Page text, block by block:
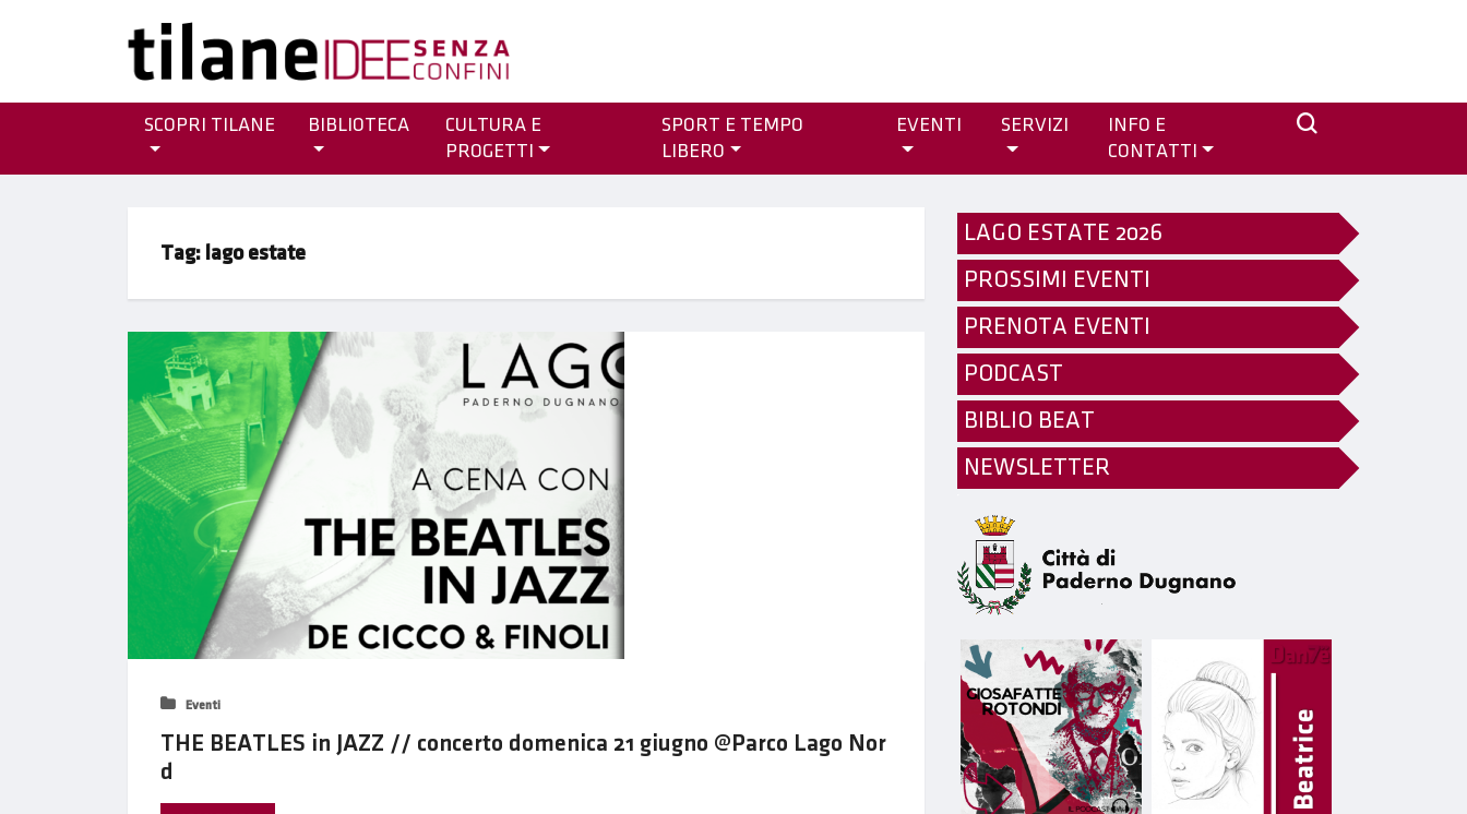
SCOPRI TILANE BIBLIOTECA
CULTURA E
PROGETTI
SPORT E TEMPO
LIBERO
EVENTI SERVIZI
INFO E
CONTATTI
Tag: lago estate
Eventi
THE BEATLES in JAZZ // concerto domenica 21 giugno @Parco Lago Nor
d
LAGO ESTATE 2026
PROSSIMI EVENTI
PRENOTA EVENTI
PODCAST
BIBLIO BEAT
NEWSLETTER